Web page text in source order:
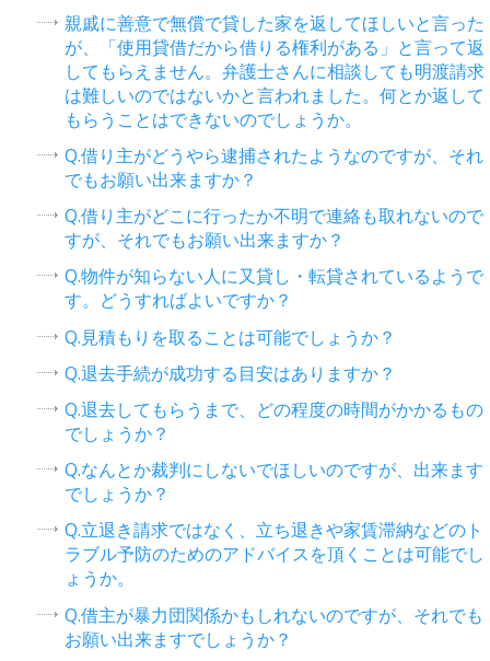
親戚に善意で無償で貸した家を返してほしいと言った
が、「使用貸借だから借りる権利がある」と言って返
してもらえません。弁護士さんに相談しても明渡請求
は難しいのではないかと言われました。何とか返して
もらうことはできないのでしょうか。
Q.借り主がどうやら逮捕されたようなのですが、それ
でもお願い出来ますか？
Q.借り主がどこに行ったか不明で連絡も取れないので
すが、それでもお願い出来ますか？
Q.物件が知らない人に又貸し・転貸されているようで
す。どうすればよいですか？
Q.見積もりを取ることは可能でしょうか？
Q.退去手続が成功する目安はありますか？
Q.退去してもらうまで、どの程度の時間がかかるもの
でしょうか？
Q.なんとか裁判にしないでほしいのですが、出来ます
でしょうか？
Q.立退き請求ではなく、立ち退きや家賃滞納などのト
ラブル予防のためのアドバイスを頂くことは可能でし
ょうか。
Q.借主が暴力団関係かもしれないのですが、それでも
お願い出来ますでしょうか？